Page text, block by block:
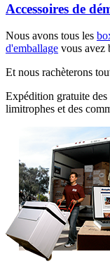
Accessoires de
Nous avons tous les
d'emballage vous avez
Et nous rachèterons
Expédition gratuite des
limitrophes et des